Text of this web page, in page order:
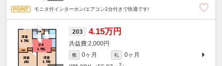
モニタ付インターホン/エアコン2台付きで快適です/
203 4.15万円
2,000円
敷 0ヶ月 礼
0ヶ月